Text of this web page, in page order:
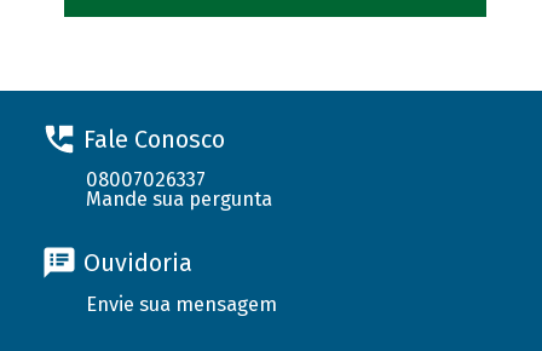
Fale Conosco
08007026337
Mande sua pergunta
Ouvidoria
Envie sua mensagem